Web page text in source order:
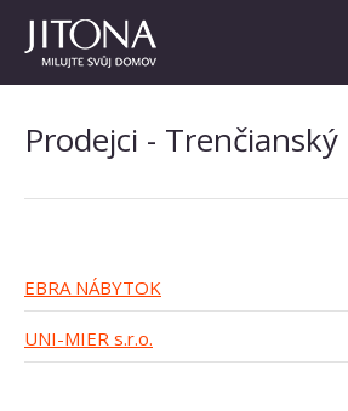
Prodejci -
EBRA NÁBYTOK
UNI-MIER s.r.o.